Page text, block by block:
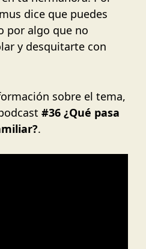
dice que puedes
por algo que no
y desquitarte con
sobre el tema,
#36 ¿Qué pasa
.